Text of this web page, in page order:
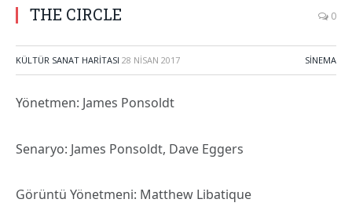
THE CIRCLE 0
KÜLTÜR SANAT HARITASI 28 NISAN 2017 SINEMA
Yönetmen: James Ponsoldt
Senaryo: James Ponsoldt, Dave Eggers
Görüntü Yönetmeni: Matthew Libatique